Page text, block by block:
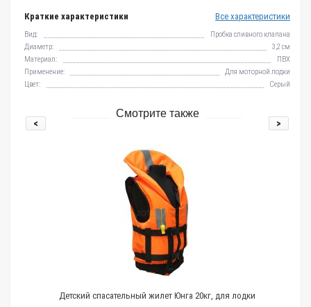
Краткие характеристики Все характеристики
Вид:
Пробка сливного клапана
Диаметр:
3,2 см
Материал:
ПВХ
Применение:
Для моторной лодки
Цвет:
Серый
Смотрите также
Детский спасательный жилет Юнга 20кг, для лодки
< >